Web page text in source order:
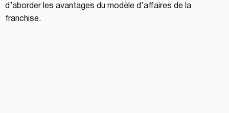
d’aborder les avantages du modèle d’affaires de la
franchise.